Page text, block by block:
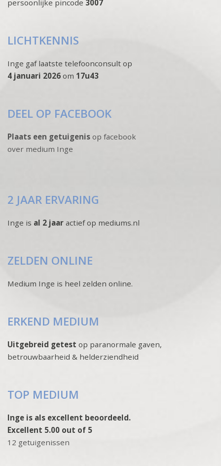
persoonlijke pincode 3007
LICHTKENNIS
Inge gaf laatste telefoonconsult op
4 januari 2026 om 17u43
DEEL OP FACEBOOK
Plaats een getuigenis op facebook
over medium Inge
2 JAAR ERVARING
Inge is al 2 jaar actief op mediums.nl
ZELDEN ONLINE
Medium Inge is heel zelden online.
ERKEND MEDIUM
Uitgebreid getest op paranormale gaven,
betrouwbaarheid & helderziendheid
TOP MEDIUM
Inge is als excellent beoordeeld.
Excellent 5.00 out of 5
12 getuigenissen